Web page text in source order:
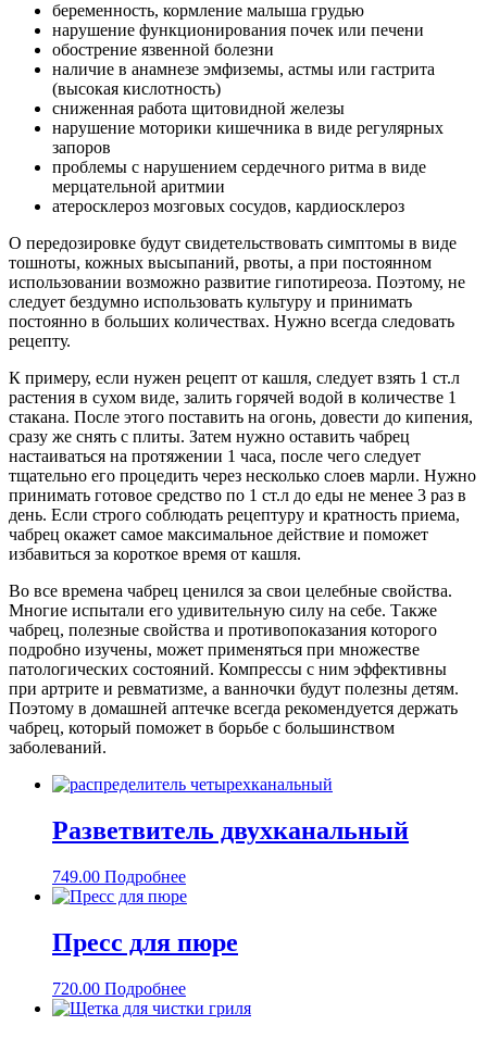
беременность, кормление малыша грудью
нарушение функционирования почек или печени
обострение язвенной болезни
наличие в анамнезе эмфиземы, астмы или гастрита
(высокая кислотность)
сниженная работа щитовидной железы
нарушение моторики кишечника в виде регулярных
запоров
проблемы с нарушением сердечного ритма в виде
мерцательной аритмии
атеросклероз мозговых сосудов, кардиосклероз
О передозировке будут свидетельствовать симптомы в виде
тошноты, кожных высыпаний, рвоты, а при постоянном
использовании возможно развитие гипотиреоза. Поэтому, не
следует бездумно использовать культуру и принимать
постоянно в больших количествах. Нужно всегда следовать
рецепту.
К примеру, если нужен рецепт от кашля, следует взять 1 ст.л
растения в сухом виде, залить горячей водой в количестве 1
стакана. После этого поставить на огонь, довести до кипения,
сразу же снять с плиты. Затем нужно оставить чабрец
настаиваться на протяжении 1 часа, после чего следует
тщательно его процедить через несколько слоев марли. Нужно
принимать готовое средство по 1 ст.л до еды не менее 3 раз в
день. Если строго соблюдать рецептуру и кратность приема,
чабрец окажет самое максимальное действие и поможет
избавиться за короткое время от кашля.
Во все времена чабрец ценился за свои целебные свойства.
Многие испытали его удивительную силу на себе. Также
чабрец, полезные свойства и противопоказания которого
подробно изучены, может применяться при множестве
патологических состояний. Компрессы с ним эффективны
при артрите и ревматизме, а ванночки будут полезны детям.
Поэтому в домашней аптечке всегда рекомендуется держать
чабрец, который поможет в борьбе с большинством
заболеваний.
Разветвитель двухканальный
749.00 Подробнее
Пресс для пюре
720.00 Подробнее